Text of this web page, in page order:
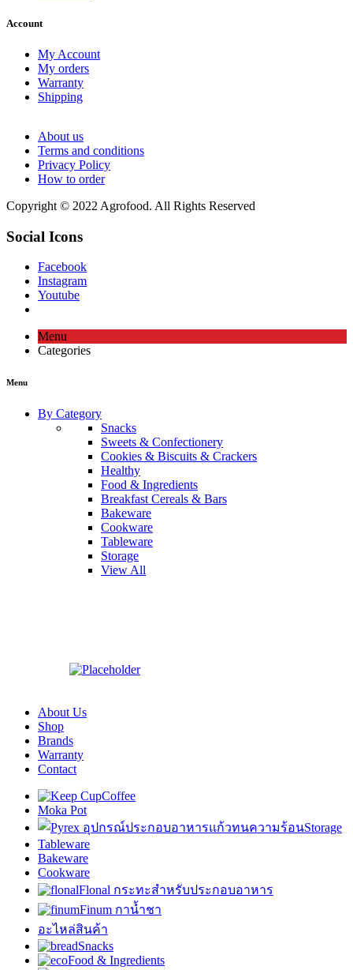
Account
My Account
My orders
Warranty
Shipping
About us
Terms and conditions
Privacy Policy
How to order
Copyright © 2022 Agrofood. All Rights Reserved
Social Icons
Facebook
Instagram
Youtube
Menu
Categories
Menu
By Category
Snacks
Sweets & Confectionery
Cookies & Biscuits & Crackers
Healthy
Food & Ingredients
Breakfast Cereals & Bars
Bakeware
Cookware
Tableware
Storage
View All
About Us
Shop
Brands
Warranty
Contact
Coffee
Moka Pot
Storage
Tableware
Bakeware
Cookware
Flonal กระทะสำหรับประกอบอาหาร
Finum กาน้ำชา
อะไหล่สินค้า
Snacks
Food & Ingredients